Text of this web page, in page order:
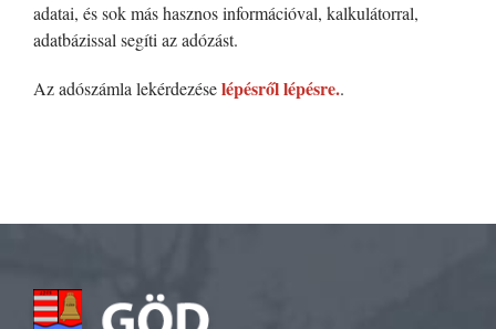
adatai, és sok más hasznos információval, kalkulátorral,
adatbázissal segíti az adózást.
Az adószámla lekérdezéselépésről lépésre..